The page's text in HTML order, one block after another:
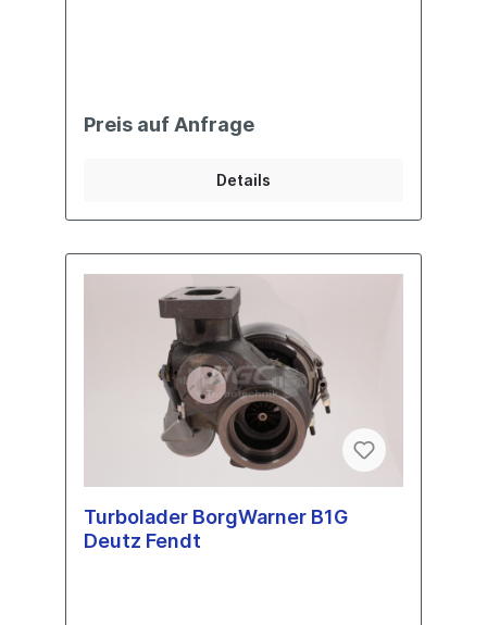
Preis auf Anfrage
Details
Turbolader BorgWarner B1G
Deutz Fendt